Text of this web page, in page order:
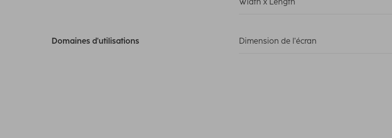
Domaines d'utilisations Dimension de l'écran